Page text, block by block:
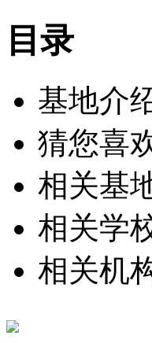
目录
基地介
猜您喜
相关基
相关学
相关机